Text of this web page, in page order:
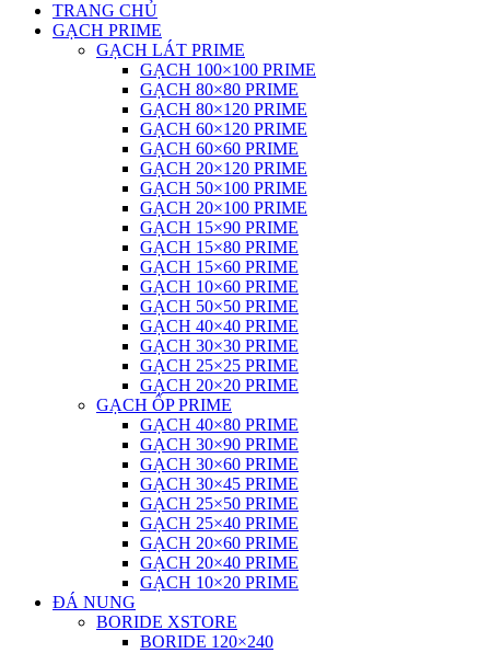
TRANG CHỦ
GẠCH PRIME
GẠCH LÁT PRIME
GẠCH 100×100 PRIME
GẠCH 80×80 PRIME
GẠCH 80×120 PRIME
GẠCH 60×120 PRIME
GẠCH 60×60 PRIME
GẠCH 20×120 PRIME
GẠCH 50×100 PRIME
GẠCH 20×100 PRIME
GẠCH 15×90 PRIME
GẠCH 15×80 PRIME
GẠCH 15×60 PRIME
GẠCH 10×60 PRIME
GẠCH 50×50 PRIME
GẠCH 40×40 PRIME
GẠCH 30×30 PRIME
GẠCH 25×25 PRIME
GẠCH 20×20 PRIME
GẠCH ỐP PRIME
GẠCH 40×80 PRIME
GẠCH 30×90 PRIME
GẠCH 30×60 PRIME
GẠCH 30×45 PRIME
GẠCH 25×50 PRIME
GẠCH 25×40 PRIME
GẠCH 20×60 PRIME
GẠCH 20×40 PRIME
GẠCH 10×20 PRIME
ĐÁ NUNG
BORIDE XSTORE
BORIDE 120×240